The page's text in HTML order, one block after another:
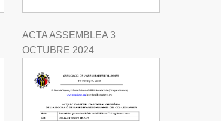
ACTA ASSEMBLEA 3
OCTUBRE 2024